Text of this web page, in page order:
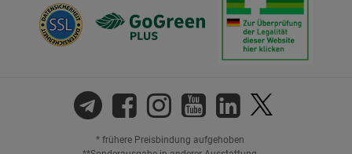
* frühere Preisbindung aufgehoben